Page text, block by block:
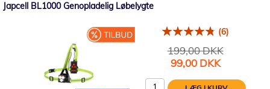
Japcell BL1000 Genopladelig Løbelygte
(6)
199,00 DKK
Tilbudspris
99,00 DKK
LÆG I KURV